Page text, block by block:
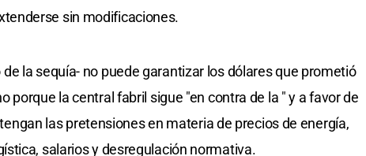
sin modificaciones.
la sequía- no puede garantizar los dólares que prometió
porque la central fabril sigue "en contra de la " y a favor de
las pretensiones en materia de precios de energía,
salarios y desregulación normativa.